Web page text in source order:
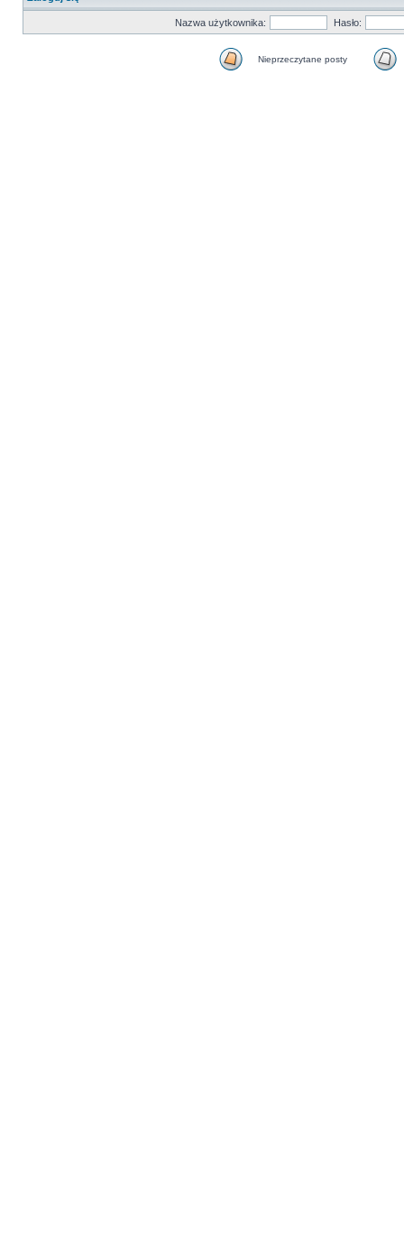
Nazwa użytkownika: Hasło:
Nieprzeczytane posty